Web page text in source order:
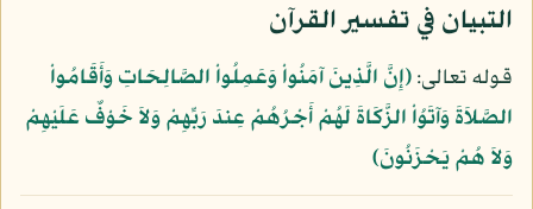
التبيان في تفسير القرآن
قوله تعالى:﴿إِنَّ الَّذِينَ آمَنُواْ وَعَمِلُواْ الصَّالِحَاتِ وَأَقَامُواْ
الصَّلاَةَ وَآتَوُاْ الزَّكَاةَ لَهُمْ أَجْرُهُمْ عِندَ رَبِّهِمْ وَلاَ خَوْفٌ عَلَيْهِمْ
وَلاَ هُمْ يَحْزَنُونَ﴾